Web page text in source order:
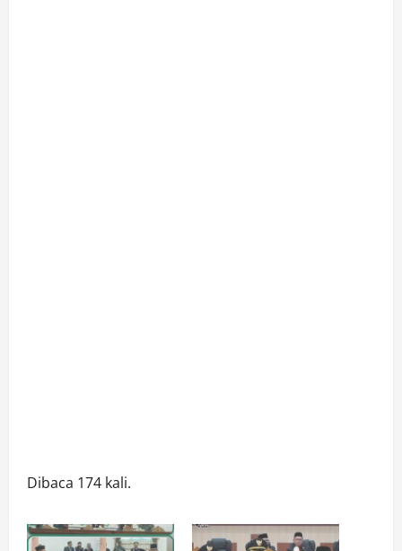
Dibaca 174 kali.